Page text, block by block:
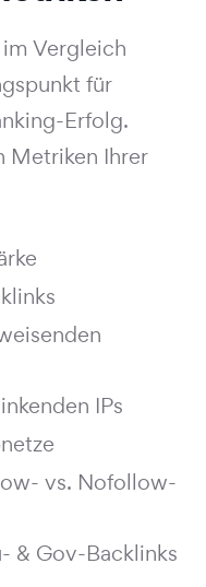
Vergleich
für
Erfolg.
Metriken Ihrer
IPs
vs. Nofollow-
& Gov-Backlinks